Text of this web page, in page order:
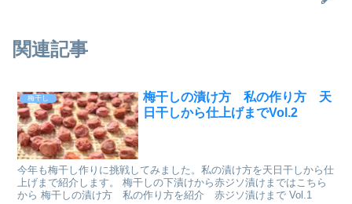
関連記事
梅干し
梅干しの漬け方 私の作り方 天
日干しから仕上げまでVol.2
今年も梅干し作りに挑戦してみました。私の漬け方を天日干しから仕
上げまで紹介します。 梅干しの下漬けから赤ジソ漬けまではこちら
から 梅干しの漬け方 私の作り方を紹介 赤ジソ漬けまで Vol.1